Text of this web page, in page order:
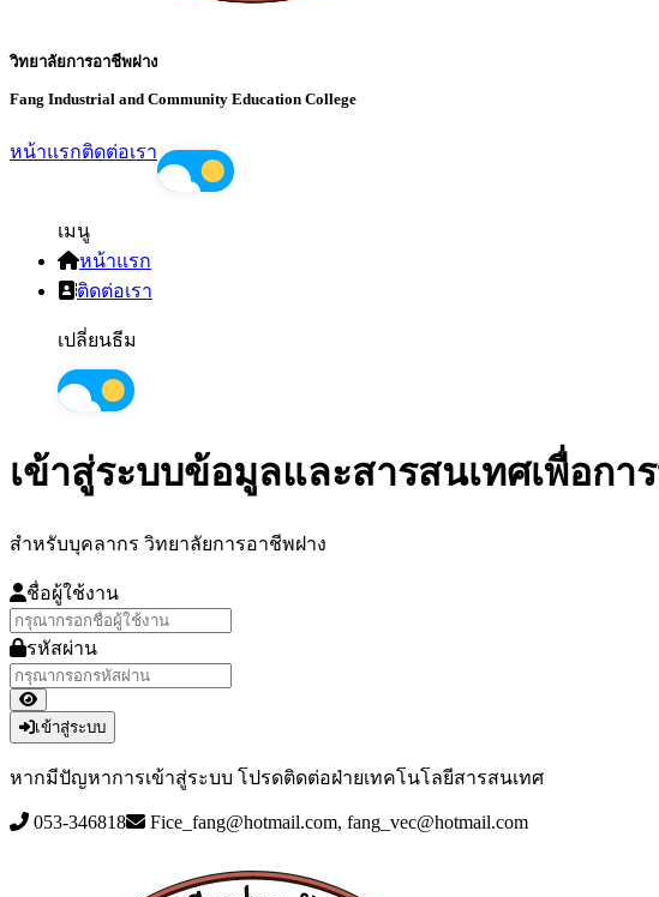
วิทยาลัยการอาชีพฝาง
Fang Industrial and Community Education College
หน้าแรกติดต่อเรา
เมนู
หน้าแรก
ติดต่อเรา
เปลี่ยนธีม
เข้าสู่ระบบข้อมูลและสารสนเทศเพื่อก
สำหรับบุคลากร วิทยาลัยการอาชีพฝาง
ชื่อผู้ใช้งาน
รหัสผ่าน
เข้าสู่ระบบ
หากมีปัญหาการเข้าสู่ระบบ โปรดติดต่อฝ่ายเทคโนโลยีสารสนเทศ
053-346818 Fice_fang@hotmail.com, fang_vec@hotmail.com